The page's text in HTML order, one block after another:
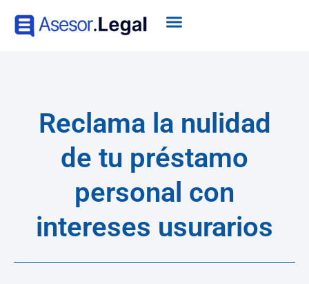
Reclama la nulidad
de tu préstamo
personal con
intereses usurarios